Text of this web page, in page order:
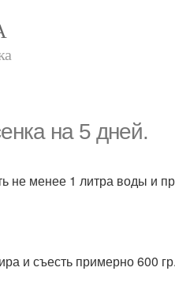
на 5 дней.
не менее 1 литра воды и
и съесть примерно 600